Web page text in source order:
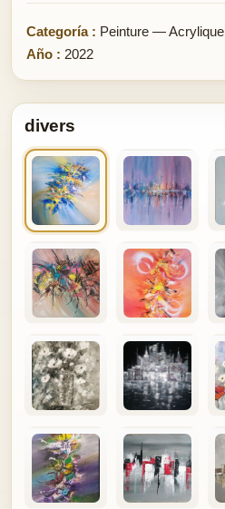
Categoría : Peinture — Acrylique
Año : 2022
divers